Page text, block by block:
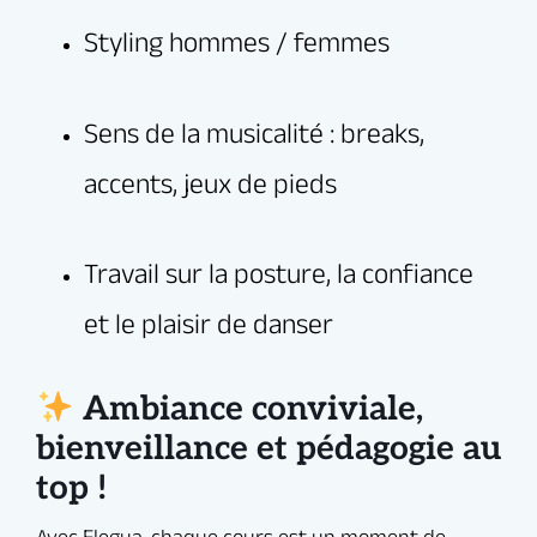
Ambiance conviviale,
bienveillance et pédagogie au
top !
Sénart — facilement accessible depuis l’Essonne